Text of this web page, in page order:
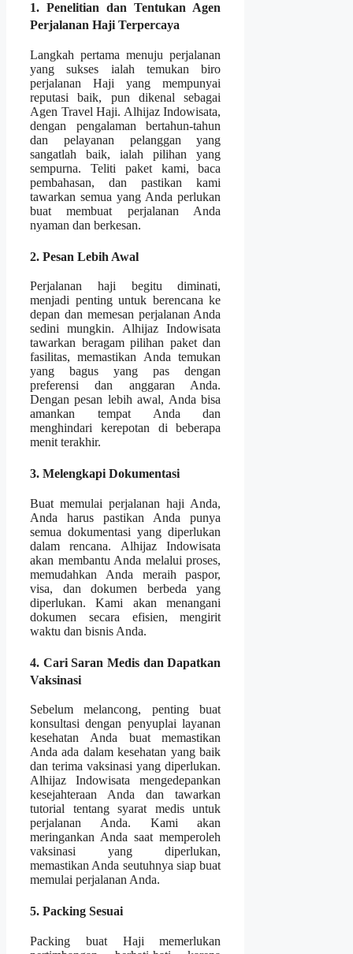
1. Penelitian dan Tentukan Agen
Perjalanan Haji Terpercaya
Langkah pertama menuju perjalanan
yang sukses ialah temukan biro
perjalanan Haji yang mempunyai
reputasi baik, pun dikenal sebagai
Agen Travel Haji. Alhijaz Indowisata,
dengan pengalaman bertahun-tahun
dan pelayanan pelanggan yang
sangatlah baik, ialah pilihan yang
sempurna. Teliti paket kami, baca
pembahasan, dan pastikan kami
tawarkan semua yang Anda perlukan
buat membuat perjalanan Anda
nyaman dan berkesan.
2. Pesan Lebih Awal
Perjalanan haji begitu diminati,
menjadi penting untuk berencana ke
depan dan memesan perjalanan Anda
sedini mungkin. Alhijaz Indowisata
tawarkan beragam pilihan paket dan
fasilitas, memastikan Anda temukan
yang bagus yang pas dengan
preferensi dan anggaran Anda.
Dengan pesan lebih awal, Anda bisa
amankan tempat Anda dan
menghindari kerepotan di beberapa
menit terakhir.
3. Melengkapi Dokumentasi
Buat memulai perjalanan haji Anda,
Anda harus pastikan Anda punya
semua dokumentasi yang diperlukan
dalam rencana. Alhijaz Indowisata
akan membantu Anda melalui proses,
memudahkan Anda meraih paspor,
visa, dan dokumen berbeda yang
diperlukan. Kami akan menangani
dokumen secara efisien, mengirit
waktu dan bisnis Anda.
4. Cari Saran Medis dan Dapatkan
Vaksinasi
Sebelum melancong, penting buat
konsultasi dengan penyuplai layanan
kesehatan Anda buat memastikan
Anda ada dalam kesehatan yang baik
dan terima vaksinasi yang diperlukan.
Alhijaz Indowisata mengedepankan
kesejahteraan Anda dan tawarkan
tutorial tentang syarat medis untuk
perjalanan Anda. Kami akan
meringankan Anda saat memperoleh
vaksinasi yang diperlukan,
memastikan Anda seutuhnya siap buat
memulai perjalanan Anda.
5. Packing Sesuai
Packing buat Haji memerlukan